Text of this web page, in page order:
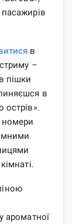
в
–
пішки
в
острів».
номери
ароматної